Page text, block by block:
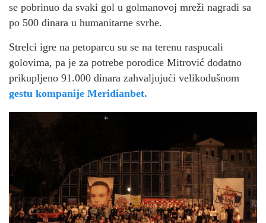
se pobrinuo da svaki gol u golmanovoj mreži nagradi sa
po 500 dinara u humanitarne svrhe.
Strelci igre na petoparcu su se na terenu raspucali
golovima, pa je za potrebe porodice Mitrović dodatno
prikupljeno 91.000 dinara zahvaljujući velikodušnom
gestu kompanije Meridianbet.